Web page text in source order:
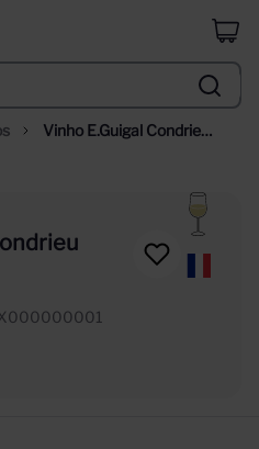
Vinho E.Guigal Condrieu